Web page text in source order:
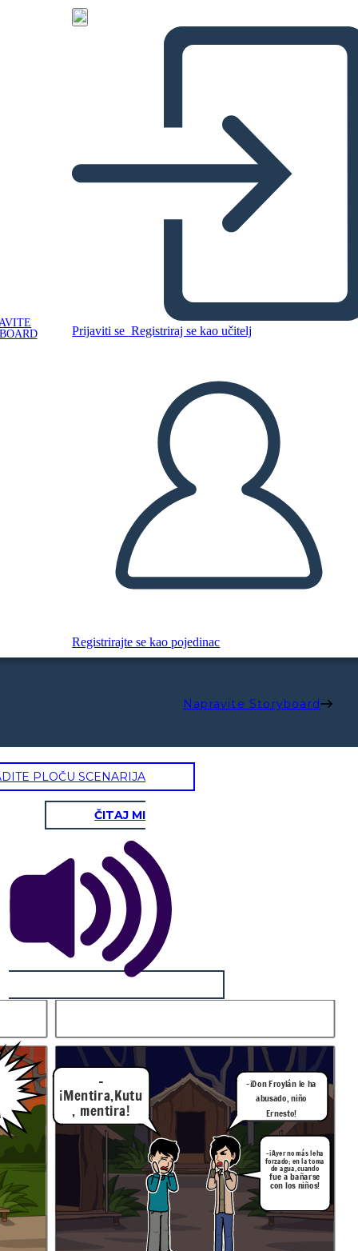
Prijaviti se Registriraj se kao učitelj
Registrirajte se kao pojedinac
Napravite Storyboard
PLOČU SCENARIJA
ČITAJ MI
-
¡Mentira,Kutu
, mentira!
-¡Don Froylán le ha
abusado, niño
Ernesto!
-¡Ayer no más leha
forzado; en la toma
de agua, cuando
fue a bañarse
con los niños!